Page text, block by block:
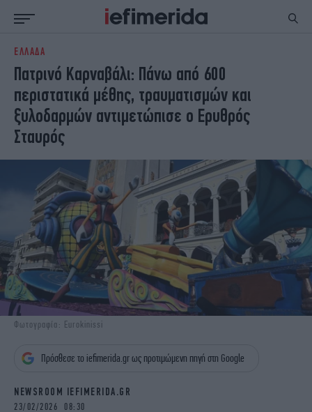
ΕΙΔΗΣΕΙΣ
NON PAPER
ΕΛΛΑΔΑ
ΟΙΚΟΝΟΜΙΑ
ΚΟΣΜΟΣ
ΠΟΛΙΤΙΣΜΟΣ
ΠΑΝΕΛΛΗΝΙΕΣ
ΖΩΗ
ΓΥΝΑΙΚΑ
ENGLISH EDITION
STORIES
ΕΚΛΟΓΕΣ
TRAVEL
ΤΕΧΝΟΛΟΓΙΑ
ΥΓΕΙΑ
DESIGN
ΟΛΥΜΠΙΑΚΟΙ ΑΓΩΝΕΣ
EURO
GREEN
PODCAST
iAUTOKINITO
iOPINIONS
iGASTRONOMIE
iBOOKS
ΖΩΔΙΑ
MEDIA
ELAMEFORA
NEWSLETTER
ΕΛΛΑΔΑ
Πατρινό Καρναβάλι: Πάνω από 600
περιστατικά μέθης, τραυματισμών και
ξυλοδαρμών αντιμετώπισε ο Ερυθρός
Σταυρός
Φωτογραφία: Eurokinissi
Πρόσθεσε το iefimerida.gr ως προτιμώμενη πηγή στη Google
NEWSROOM IEFIMERIDA.GR
23/02/2026 08:30